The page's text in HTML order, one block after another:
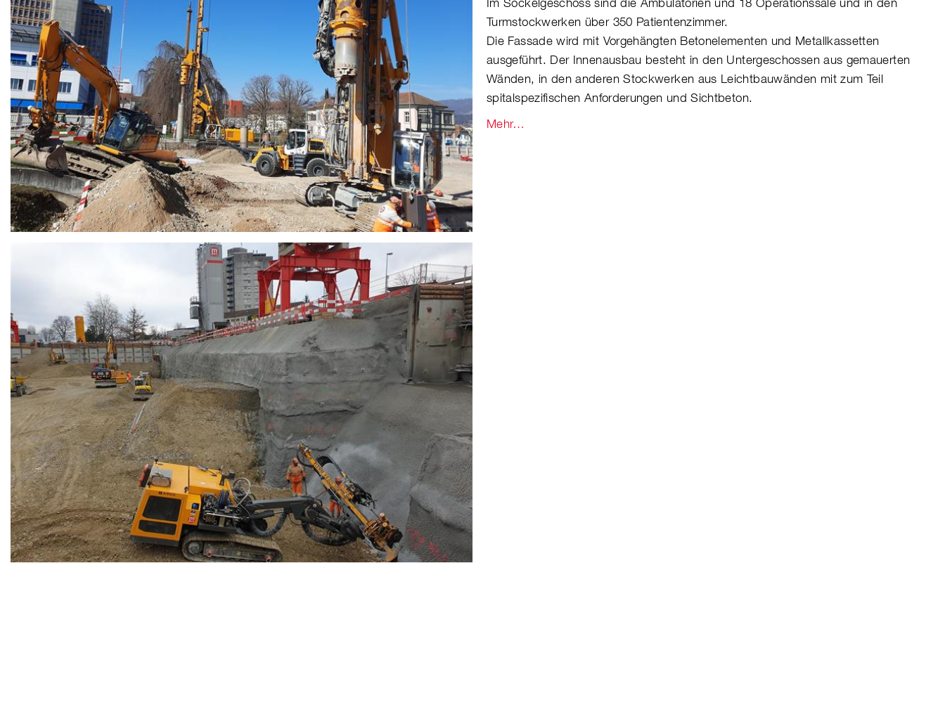
Im Sockelgeschoss sind die Ambulatorien und 18 Operationssäle und in den
Turmstockwerken über 350 Patientenzimmer.
Die Fassade wird mit Vorgehängten Betonelementen und Metallkassetten
ausgeführt. Der Innenausbau besteht in den Untergeschossen aus gemauerten
Wänden, in den anderen Stockwerken aus Leichtbauwänden mit zum Teil
spitalspezifischen Anforderungen und Sichtbeton.
Mehr…